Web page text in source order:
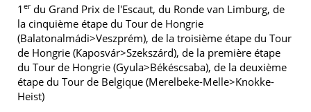
1 erdu Grand Prix de l'Escaut, du Ronde van Limburg, de
la cinquième étape du Tour de Hongrie
(Balatonalmádi>Veszprém), de la troisième étape du Tour
de Hongrie (Kaposvár>Szekszárd), de la première étape
du Tour de Hongrie (Gyula>Békéscsaba), de la deuxième
étape du Tour de Belgique (Merelbeke-Melle>Knokke-
Heist)